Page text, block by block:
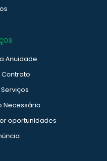
Anuidade
Necessária
oportunidades